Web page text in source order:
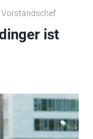
Vorstandschef
ist